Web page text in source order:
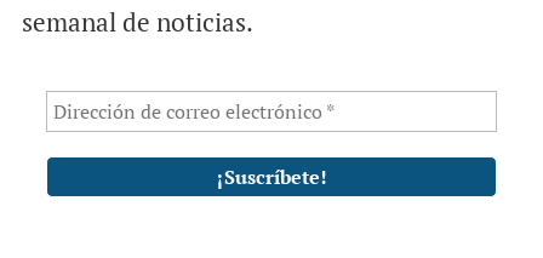
semanal de noticias.